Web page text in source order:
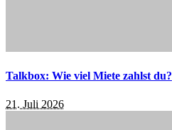
Talkbox: Wie viel Miete zahlst du?
21. Juli 2026